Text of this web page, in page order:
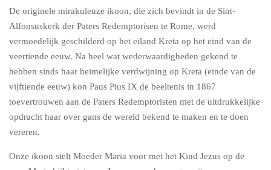
De originele mirakuleuze ikoon, die zich bevindt in de Sint-
Alfonsuskerk der Paters Redemptorisen te Rome, werd
vermoedelijk geschilderd op het eiland Kreta op het eind van de
veertiende eeuw. Na heel wat wederwaardigheden gekend te
hebben sinds haar heimelijke verdwijning op Kreta (einde van de
vijftiende eeuw) kon Paus Pius IX de beeltenis in 1867
toevertrouwen aan de Paters Redemptoristen met de uitdrukkelijke
opdracht haar over gans de wereld bekend te maken en te doen
vereren.
Onze ikoon stelt Moeder Maria voor met het Kind Jezus op de